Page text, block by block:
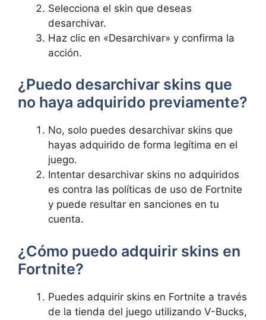
Selecciona el skin que deseas
desarchivar.
Haz clic en «Desarchivar» y confirma la
acción.
¿Puedo desarchivar skins que
no haya adquirido previamente?
No, solo puedes desarchivar skins que
hayas adquirido de forma legítima en el
juego.
Intentar desarchivar skins no adquiridos
es contra las políticas de uso de Fortnite
y puede resultar en sanciones en tu
cuenta.
¿Cómo puedo adquirir skins en
Fortnite?
Puedes adquirir skins en Fortnite a través
de la tienda del juego utilizando V-Bucks,